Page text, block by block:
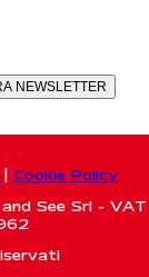
NEWSLETTER
Cookie Policy
See Srl - VAT